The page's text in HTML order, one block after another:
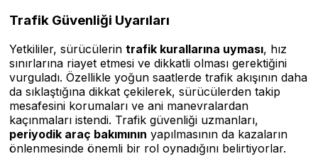
Trafik Güvenliği Uyarıları
Yetkililer, sürücülerin trafik kurallarına uyması, hız
sınırlarına riayet etmesi ve dikkatli olması gerektiğini
vurguladı. Özellikle yoğun saatlerde trafik akışının daha
da sıklaştığına dikkat çekilerek, sürücülerden takip
mesafesini korumaları ve ani manevralardan
kaçınmaları istendi. Trafik güvenliği uzmanları,
periyodik araç bakımının yapılmasının da kazaların
önlenmesinde önemli bir rol oynadığını belirtiyorlar.